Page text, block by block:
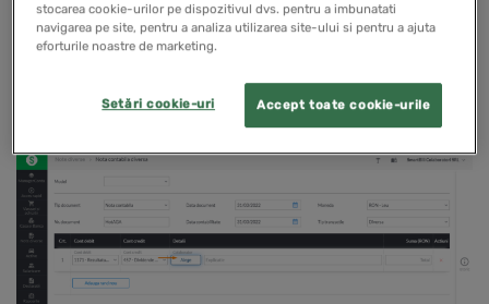
incasari/plati pe registrul de casa sau jurnalul de
banca, daca se foloseste unul dintre conturile 457, 463,
putea alege colaboratorul aferent operatiunii.
stocarea cookie-urilor pe dispozitivul dvs. pentru a imbunatati
navigarea pe site, pentru a analiza utilizarea site-ului si pentru a ajuta
eforturile noastre de marketing.
Accept toate cookie-urile
Setări cookie-uri